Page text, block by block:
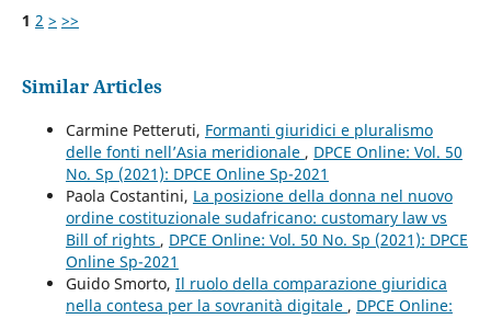
1 2 > >>
Similar Articles
Carmine Petteruti, Formanti giuridici e pluralismo
delle fonti nell’Asia meridionale , DPCE Online: Vol. 50
No. Sp (2021): DPCE Online Sp-2021
Paola Costantini, La posizione della donna nel nuovo
ordine costituzionale sudafricano: customary law vs
Bill of rights , DPCE Online: Vol. 50 No. Sp (2021): DPCE
Online Sp-2021
Guido Smorto, Il ruolo della comparazione giuridica
nella contesa per la sovranità digitale , DPCE Online: